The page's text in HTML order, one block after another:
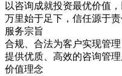
以咨询成就投资最优价值
万里始于足下，信任源于
服务宗旨
合规、合法为客户实现管
提供优质、高效的咨询管
价值理念